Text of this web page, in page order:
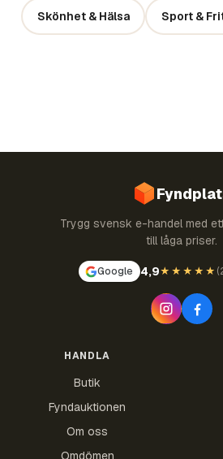
Skönhet & Hälsa Sport &
Trygg svensk e-handel med
till låga priser.
Google 4,9★★★★★ (
HANDLA
Butik
Fyndauktionen
Om oss
Omdömen